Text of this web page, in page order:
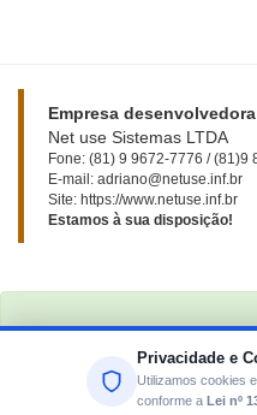
Privacidade e
Utilizamos cookies
conforme a Lei nº
Empresa desenvolvedora
Net use Sistemas LTDA
Fone: (81) 9 9672-7776 / (81)9
E-mail: adriano@netuse.inf.br
Site: https://www.netuse.inf.br
Estamos à sua disposição!